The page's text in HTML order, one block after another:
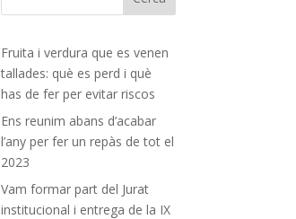
Fruita i verdura que es venen
tallades: què es perd i què
has de fer per evitar riscos
Ens reunim abans d’acabar
l’any per fer un repàs de tot el
2023
Vam formar part del Jurat
institucional i entrega de la IX